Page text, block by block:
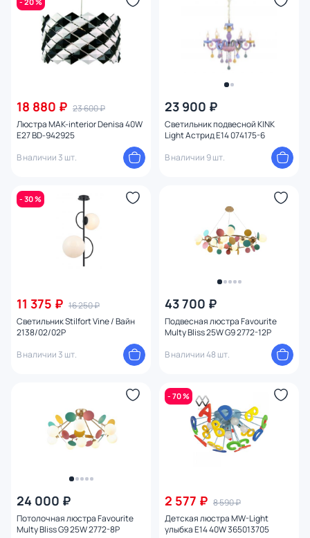
18 880 ₽ 23 600 ₽
Люстра MAK-interior Denisa 40W
E27 BD-942925
В наличии 3 шт.
23 900 ₽
Светильник подвесной KINK
Light Астрид E14 074175-6
В наличии 9 шт.
- 30 %
11 375 ₽ 16 250 ₽
Светильник Stilfort Vine / Вайн
2138/02/02P
В наличии 3 шт.
43 700 ₽
Подвесная люстра Favourite
Multy Bliss 25W G9 2772-12P
В наличии 48 шт.
24 000 ₽
Потолочная люстра Favourite
Multy Bliss G9 25W 2772-8P
- 70 %
2 577 ₽ 8 590 ₽
Детская люстра MW-Light
улыбка E14 40W 365013705
Цвет плафона
Размер
Ширина (мм)
Количество ламп
Вид лампы
Тип помещения
Назначение
плафон 11
Количество плафонов
Оформление